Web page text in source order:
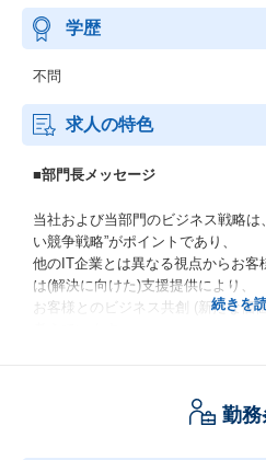
学歴
不問
求人の特色
■部門長メッセージ
当社および当部門のビジネス戦略は
い競争戦略”がポイントであり、
他のIT企業とは異なる視点からお客
は(解決に向けた)支援提供により、
お客様とのビジネス共創 (新たな価
じていただける方が必要です。
これから当部門の価値をいかにして
勤務